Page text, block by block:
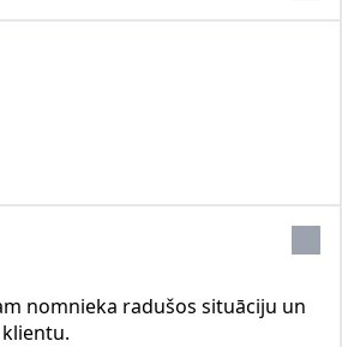
nomnieka radušos situāciju un